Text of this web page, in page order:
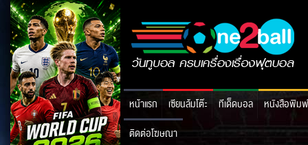
หน้าแรก เซียนล้มโต๊ะ ทีเด็ดบอล
หนังสือพิมพ์
ติดต่อโฆษณา